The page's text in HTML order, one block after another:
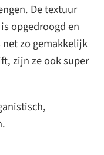
De textuur
opgedroogd en
zo gemakkelijk
zijn ze ook super